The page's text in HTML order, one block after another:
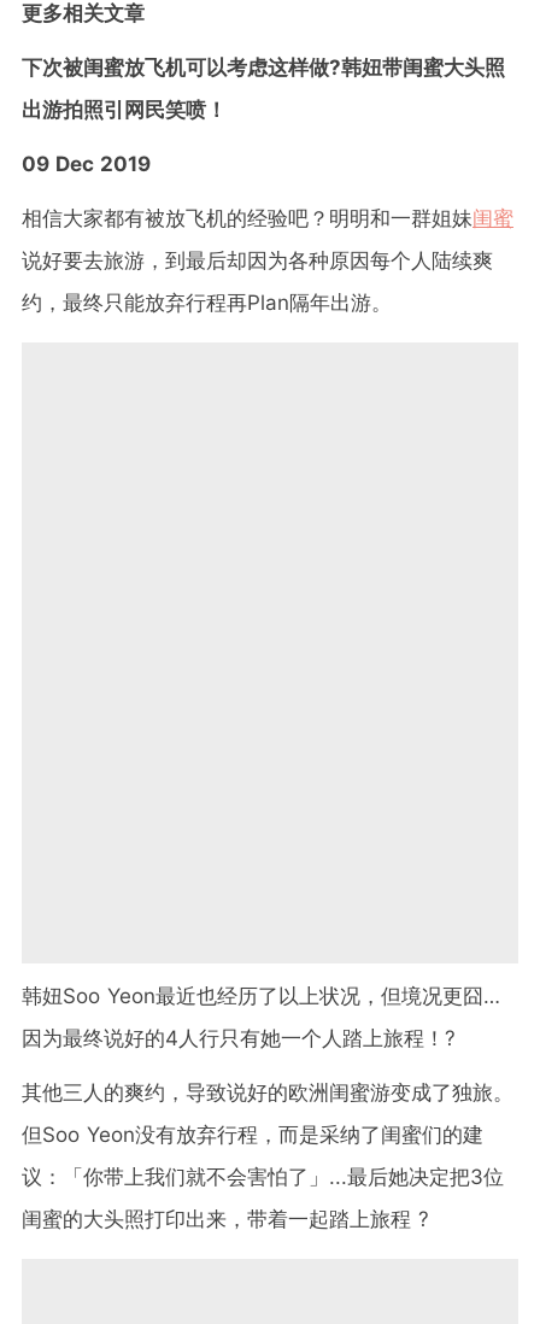
更多相关文章
下次被闺蜜放飞机可以考虑这样做?韩妞带闺蜜大头照
出游拍照引网民笑喷！
09 Dec 2019
相信大家都有被放飞机的经验吧？明明和一群姐妹闺蜜
说好要去旅游，到最后却因为各种原因每个人陆续爽
约，最终只能放弃行程再Plan隔年出游。
韩妞Soo Yeon最近也经历了以上状况，但境况更囧…
因为最终说好的4人行只有她一个人踏上旅程！?
其他三人的爽约，导致说好的欧洲闺蜜游变成了独旅。
但Soo Yeon没有放弃行程，而是采纳了闺蜜们的建
议：「你带上我们就不会害怕了」...最后她决定把3位
闺蜜的大头照打印出来，带着一起踏上旅程 ?